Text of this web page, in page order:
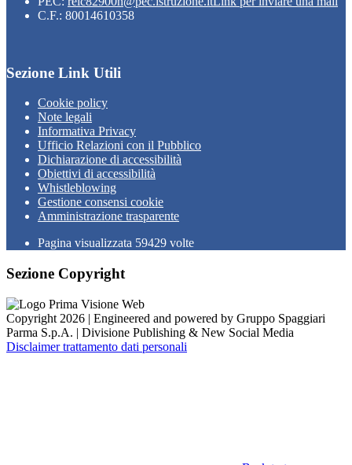
C.F.: 80014610358
Sezione Link Utili
Cookie policy
Note legali
Informativa Privacy
Ufficio Relazioni con il Pubblico
Dichiarazione di accessibilità
Obiettivi di accessibilità
Whistleblowing
Gestione consensi cookie
Amministrazione trasparente
Pagina visualizzata 59429 volte
Sezione Copyright
Copyright 2026 | Engineered and powered by Gruppo Spaggiari
Parma S.p.A. | Divisione Publishing & New Social Media
Disclaimer trattamento dati personali